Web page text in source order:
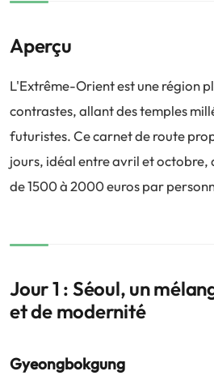
Aperçu
L'Extrême-Orient est une région
contrastes, allant des temples
futuristes. Ce carnet de route
jours, idéal entre avril et octobre,
de 1500 à 2000 euros par
Jour 1 : Séoul, un
et de modernité
Gyeongbokgung